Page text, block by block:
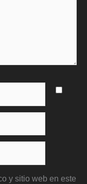
y sitio web en este